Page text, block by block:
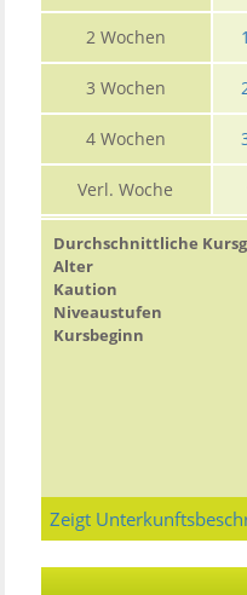
2 Wochen
3 Wochen
4 Wochen
Verl. Woche
Durchschnittliche
Alter
Kaution
Niveaustufen
Kursbeginn
Zeigt